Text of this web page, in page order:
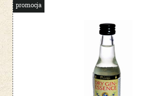
promocja